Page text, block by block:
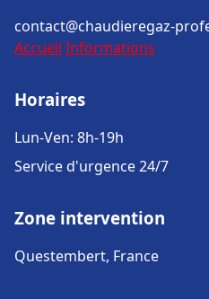
contact@chaudieregaz-
Accueil Informations
Horaires
Lun-Ven: 8h-19h
Service d'urgence 24/7
Zone intervention
Questembert, France